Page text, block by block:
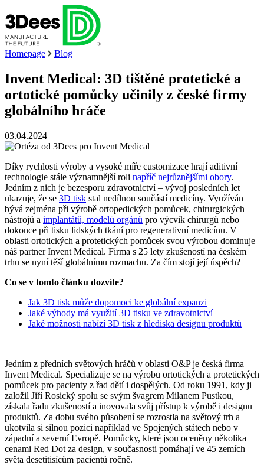
Homepage Blog
Invent Medical: 3D tištěné protetické a
ortotické pomůcky učinily z české firmy
globálního hráče
03.04.2024
Díky rychlosti výroby a vysoké míře customizace hrají aditivní
technologie stále významnější roli napříč nejrůznějšími obory.
Jedním z nich je bezesporu zdravotnictví – vývoj posledních let
ukazuje, že se 3D tisk stal nedílnou součástí medicíny. Využíván
bývá zejména při výrobě ortopedických pomůcek, chirurgických
nástrojů a implantátů, modelů orgánů pro výcvik chirurgů nebo
dokonce při tisku lidských tkání pro regenerativní medicínu. V
oblasti ortotických a protetických pomůcek svou výrobou dominuje
náš partner Invent Medical. Firma s 25 lety zkušeností na českém
trhu se nyní těší globálnímu rozmachu. Za čím stojí její úspěch?
Co se v tomto článku dozvíte?
Jak 3D tisk může dopomoci ke globální expanzi
Jaké výhody má využití 3D tisku ve zdravotnictví
Jaké možnosti nabízí 3D tisk z hlediska designu produktů
Jedním z předních světových hráčů v oblasti O&P je česká firma
Invent Medical. Specializuje se na výrobu ortotických a protetických
pomůcek pro pacienty z řad dětí i dospělých. Od roku 1991, kdy ji
založil Jiří Rosický spolu se svým švagrem Milanem Pustkou,
získala řadu zkušeností a inovovala svůj přístup k výrobě i designu
produktů. Za dobu svého působení se rozrostla na světový trh a
ukotvila si silnou pozici například ve Spojených státech nebo v
západní a severní Evropě. Pomůcky, které jsou oceněny několika
cenami Red Dot za design, v současnosti pomáhají ve 45 zemích
světa desetitisícům pacientů ročně.